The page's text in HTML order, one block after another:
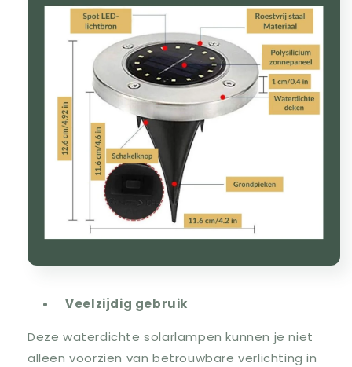
Veelzijdig gebruik
Deze waterdichte solarlampen kunnen je niet
alleen voorzien van betrouwbare verlichting in